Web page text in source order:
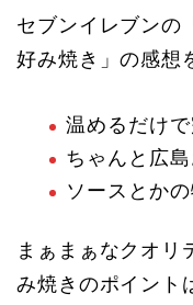
セブンイレブンの
好み焼き」の感想
温めるだけ
ちゃんと広
ソースとか
まぁまぁなクオリ
み焼きのポイント